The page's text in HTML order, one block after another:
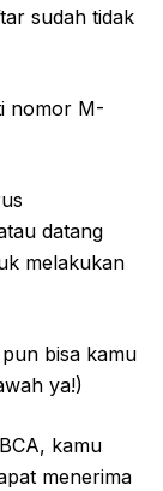
sudah tidak
nomor M-
datang
melakukan
bisa kamu
ya!)
kamu
menerima